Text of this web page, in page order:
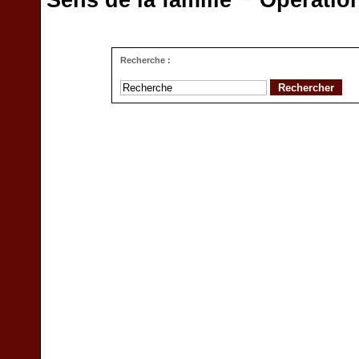
Recherche :